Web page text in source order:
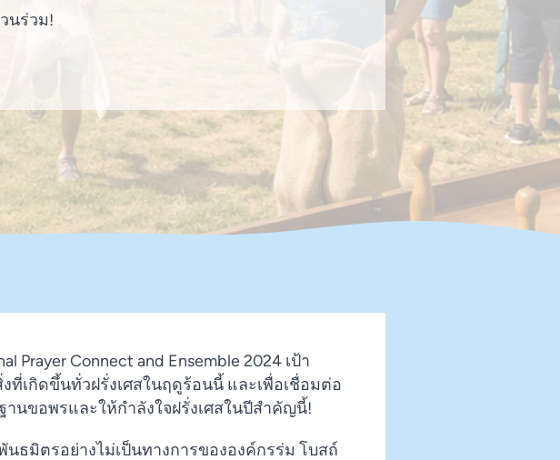
นร่วม!
Prayer Connect and Ensemble 2024 เป้า
ที่เกิดขึ้นทั่วฝรั่งเศสในฤดูร้อนนี้ และเพื่อเชื่อมต่อ
นขอพรและให้กำลังใจฝรั่งเศสในปีสำคัญนี้!
นธมิตรอย่างไม่เป็นทางการขององค์กรร่ม โบสถ์